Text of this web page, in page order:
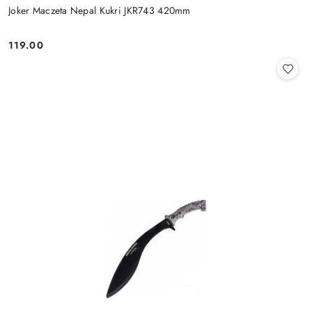
Joker Maczeta Nepal Kukri JKR743 420mm
Cena:
119.00